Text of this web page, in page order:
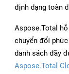
định dạng toàn
Aspose.Total
chuyển đổi
danh sách đầy
Aspose.Total